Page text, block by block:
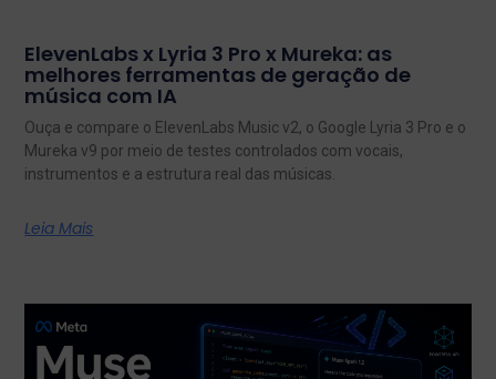
ElevenLabs x Lyria 3 Pro x Mureka: as
melhores ferramentas de geração de
música com IA
Ouça e compare o ElevenLabs Music v2, o Google Lyria 3 Pro e o
Mureka v9 por meio de testes controlados com vocais,
instrumentos e a estrutura real das músicas.
Leia Mais